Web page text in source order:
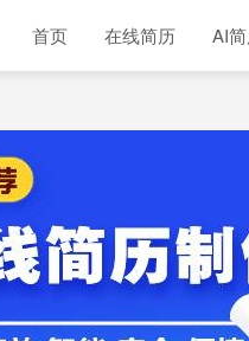
首页 在线简历 AI